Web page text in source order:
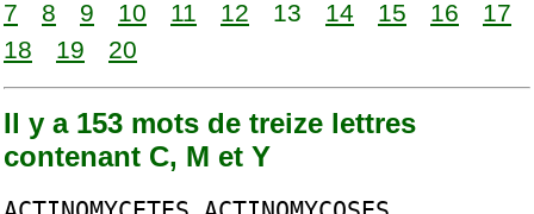
7
8 9 10 11 12 13 14 15 16
17
18
19 20
Il y a 153 mots de treize lettres
contenant C, M et Y